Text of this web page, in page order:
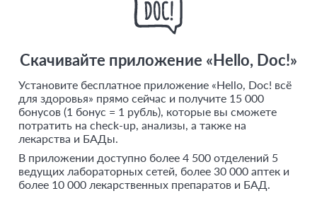
Скачивайте приложение «Hello, Doc!»
Установите бесплатное приложение «Hello, Doc! всё
для здоровья» прямо сейчас и получите 15 000
бонусов (1 бонус = 1 рубль), которые вы сможете
потратить на check-up, анализы, а также на
лекарства и БАДы.
В приложении доступно более 4 500 отделений 5
ведущих лабораторных сетей, более 30 000 аптек и
более 10 000 лекарственных препаратов и БАД.